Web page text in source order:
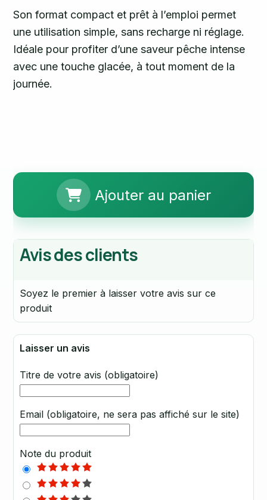
Son format compact et prêt à l’emploi permet
une utilisation simple, sans recharge ni réglage.
Idéale pour profiter d’une saveur pêche intense
avec une touche glacée, à tout moment de la
journée.
Ajouter au panier
Avis des clients
Soyez le premier à laisser votre avis sur ce
produit
Laisser un avis
Titre de votre avis (obligatoire)
Email (obligatoire, ne sera pas affiché sur le site)
Note du produit